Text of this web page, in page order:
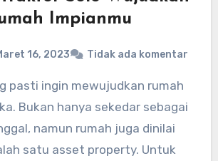
Impianmu
16, 2023 Tidak ada komentar
Bukan hanya sekedar sebagai
namun rumah juga dinilai
satu asset property. Untuk